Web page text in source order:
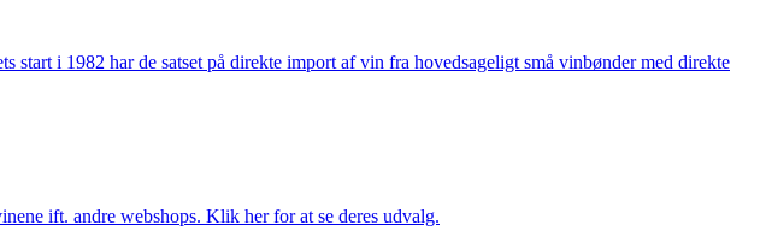
i 1982 har de satset på direkte import af vin fra hovedsageligt små vinbønder med direkte
ift. andre webshops. Klik her for at se deres udvalg.